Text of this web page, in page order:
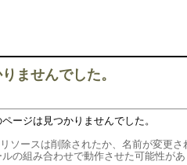
ませんでした。
ージは見つかりませんでした。
ソースは削除されたか、名前が変更
の組み合わせで動作させた可能性が